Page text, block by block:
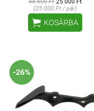
(25 000 Ft / pár)
 KOSÁRBA
-26%